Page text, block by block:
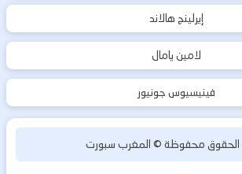
إيرلينج هالاند
لامين يامال
فينيسيوس جونيور
محفوظة ©المغرب سبورت